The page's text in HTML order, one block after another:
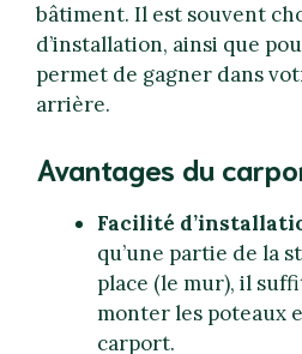
bâtiment. Il est souvent
d’installation, ainsi que
permet de gagner dans
arrière.
Avantages du
Facilité
qu’une partie de la
place (le mur), il
monter les poteaux
carport.